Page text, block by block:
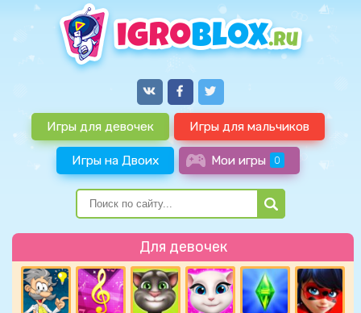
Игры для девочек Игры для мальчиков
Игры на Двоих Мои игры 0
Для девочек